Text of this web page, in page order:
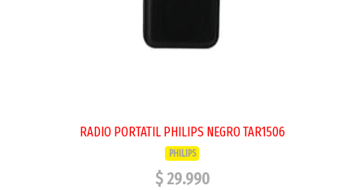
RADIO PORTATIL PHILIPS NEGRO TAR1506
PHILIPS
$ 29.990